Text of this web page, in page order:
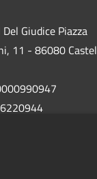
Giudice Piazza
11 - 86080 Castel